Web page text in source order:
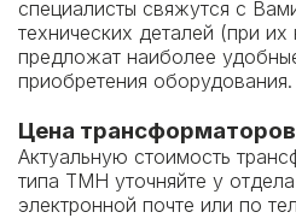
специалисты свяжутся с
технических деталей (при
предложат наиболее
приобретения оборудования.
Цена
Актуальную стоимость
типа ТМН уточняйте у
электронной почте или по